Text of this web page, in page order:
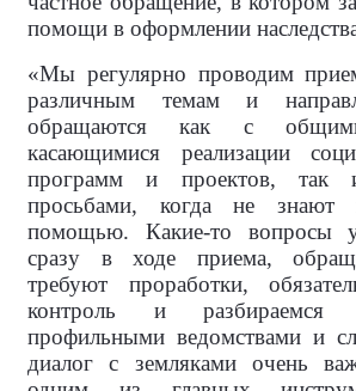
помощи в оформлении
«Мы регулярно проводим
различным темам и
обращаются как с
касающимися реализации
программ и проектов,
просьбами, когда не знают
помощью. Какие-то вопросы
сразу в ходе приема,
требуют проработки,
контроль и разбираемся
профильными ведомствами и
диалог с земляками очень